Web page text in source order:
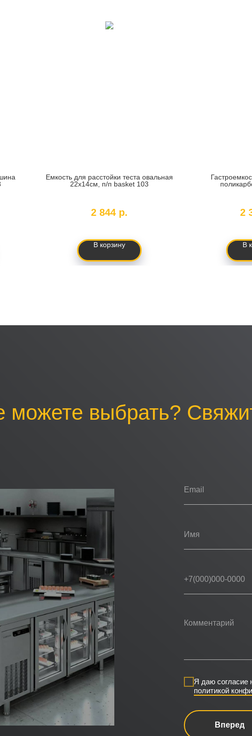
Емкость для расстойки теста овальная
22х14см, п/п basket 103
2 844 р.
В корзину
2
В
можете выбрать?
Я даю согласие
политикой
Вперед